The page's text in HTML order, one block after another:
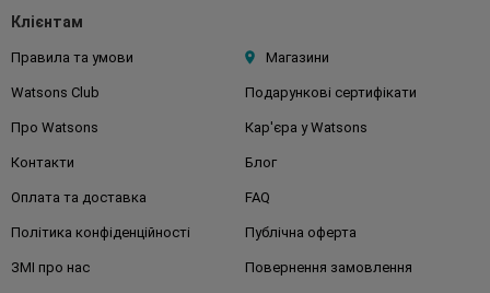
Клієнтам
Правила та умови Магазини
Watsons Club Подарункові сертифікати
Про Watsons Кар'єра у Watsons
Контакти Блог
Оплата та доставка FAQ
Політика конфіденційності Публічна оферта
ЗМІ про нас Повернення замовлення